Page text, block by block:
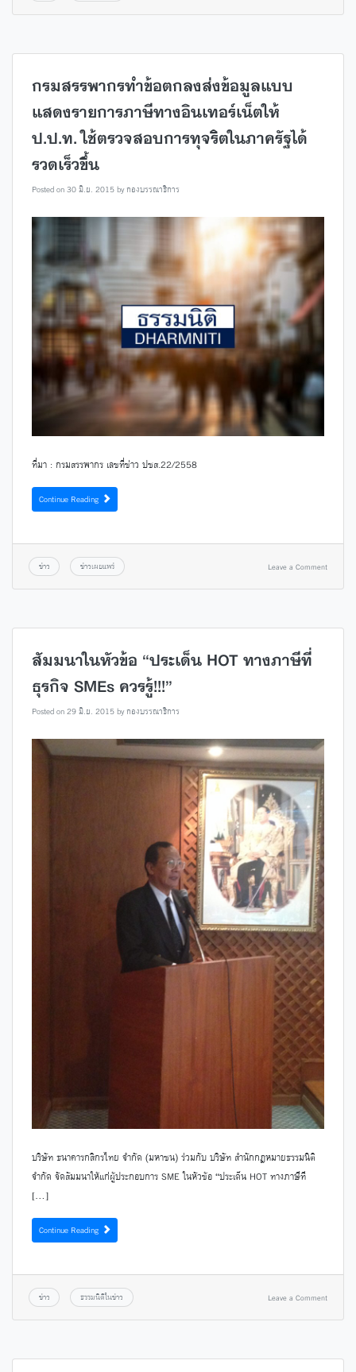
กรมสรรพากรทำข้อตกลงส่งข้อมูลแบบ
แสดงรายการภาษีทางอินเทอร์เน็ตให้
ป.ป.ท. ใช้ตรวจสอบการทุจริตในภาครัฐได้
รวดเร็วขึ้น
Posted on30 มิ.ย. 2015byกองบรรณาธิการ
ที่มา : กรมสรรพากร เลขที่ข่าว ปชส.22/2558
Continue Reading
ข่าว ข่าวเผยแพร่ Leave a Comment
สัมมนาในหัวข้อ “ประเด็น HOT ทางภาษีที่
ธุรกิจ SMEs ควรรู้!!!”
Posted on29 มิ.ย. 2015byกองบรรณาธิการ
บริษัท ธนาคารกสิกรไทย จำกัด (มหาชน) ร่วมกับ บริษัท สำนักกฎหมายธรรมนิติ
จำกัด จัดสัมมนาให้แก่ผู้ประกอบการ SME ในหัวข้อ “ประเด็น HOT ทางภาษีที
[…]
Continue Reading
ข่าว ธรรมนิติในข่าว Leave a Comment